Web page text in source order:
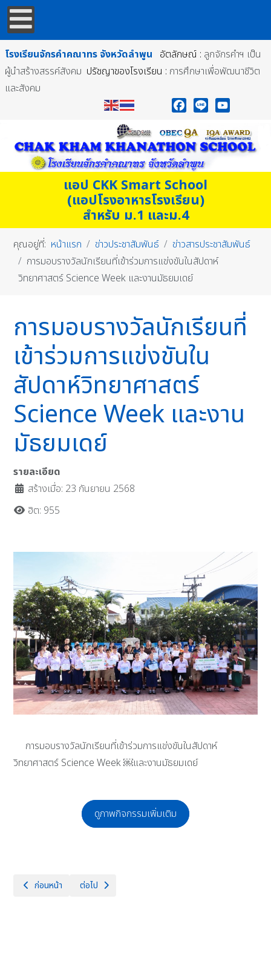
โรงเรียนจักรคำคณาทร จังหวัดลำพูน อัตลักษณ์ : ลูกจักรคำฯ เป็น
ผู้นำสร้างสรรค์สังคม ปรัชญาของโรงเรียน : การศึกษาเพื่อพัฒนาชีวิต
และสังคม
แอป CKK Smart School
(แอปโรงอาหารโรงเรียน)
สำหรับ ม.1 และม.4
คุณอยู่ที่: หน้าแรก ข่าวประชาสัมพันธ์
ข่าวสารประชาสัมพันธ์
การมอบรางวัลนักเรียนที่เข้าร่วมการแข่งขันในสัปดาห์
วิทยาศาสตร์ Science Week และงานมัธยมเดย์
การมอบรางวัลนักเรียนที่
เข้าร่วมการแข่งขันใน
สัปดาห์วิทยาศาสตร์
Science Week และงาน
มัธยมเดย์
รายละเอียด
สร้างเมื่อ: 23 กันยายน 2568
ฮิต: 955
การมอบรางวัลนักเรียนที่เข้าร่วมการแข่งขันในสัปดาห์
วิทยาศาสตร์ Science Week ￼และงานมัธยมเดย์
ดูภาพกิจกรรมเพิ่มเติม
เนื้อหาก่อนหน้า: พิธีเจริญพระพุทธมนต์พิธีทำบุญตักบาตรถวายพระกุศล แล
ก่อนหน้า เนื้อหาถัดไป: พิธีมอบรางวัล การแข่งขันศิลปหัตถกรรมนั
ต่อไป